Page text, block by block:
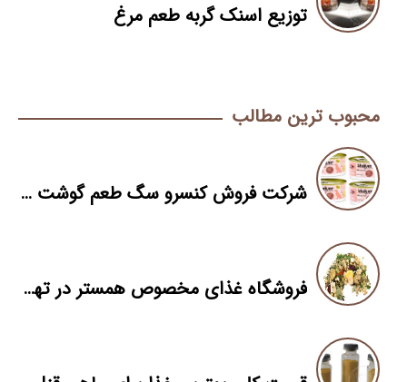
توزیع اسنک گربه طعم مرغ
محبوب ترین مطالب
شرکت فروش کنسرو سگ طعم گوشت قرمز
فروشگاه غذای مخصوص همستر در تهران